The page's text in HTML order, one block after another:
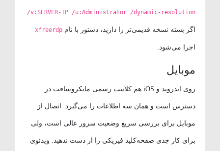
/v:SERVER-IP /u:Administrator /dynamic-resolution
.
اگر بسته نسخه قدیمی‌تر را دارید، دستور با نامxfreerdp
اجرا می‌شود.
موبایل
روی اندروید و iOS هم کلاینت رسمی مایکروسافت در
دسترس است و همان سه اطلاعات را می‌گیرد. اتصال از
موبایل برای بررسی سریع وضعیت سرور عالی است، ولی
برای کار جدی صفحه‌کلید فیزیکی را از دست ندهید. ویدئوی